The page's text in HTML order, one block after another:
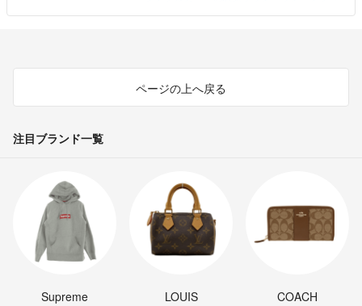
ページの上へ戻る
注目ブランド一覧
Supreme
LOUIS
COACH